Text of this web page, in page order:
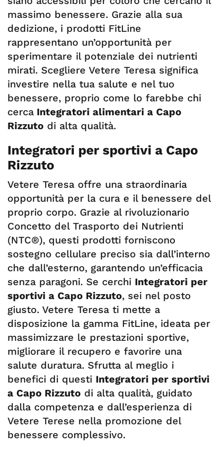
massimo benessere. Grazie alla sua
dedizione, i prodotti FitLine
rappresentano un’opportunità per
sperimentare il potenziale dei nutrienti
mirati. Scegliere Vetere Teresa significa
investire nella tua salute e nel tuo
benessere, proprio come lo farebbe chi
cerca Integratori alimentari a Capo
Rizzuto di alta qualità.
Integratori per sportivi a Capo
Rizzuto
Vetere Teresa offre una straordinaria
opportunità per la cura e il benessere del
proprio corpo. Grazie al rivoluzionario
Concetto del Trasporto dei Nutrienti
(NTC®), questi prodotti forniscono
sostegno cellulare preciso sia dall’interno
che dall’esterno, garantendo un’efficacia
senza paragoni. Se cerchi Integratori per
sportivi a Capo Rizzuto, sei nel posto
giusto. Vetere Teresa ti mette a
disposizione la gamma FitLine, ideata per
massimizzare le prestazioni sportive,
migliorare il recupero e favorire una
salute duratura. Sfrutta al meglio i
benefici di questi Integratori per sportivi
a Capo Rizzuto di alta qualità, guidato
dalla competenza e dall’esperienza di
Vetere Terese nella promozione del
benessere complessivo.